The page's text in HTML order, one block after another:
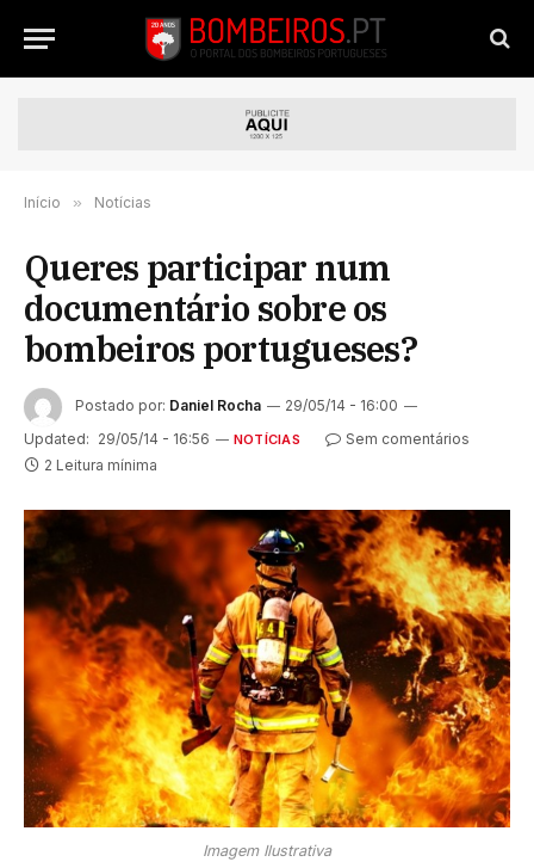
Início » Notícias
Queres participar num
documentário sobre os
bombeiros portugueses?
Postado por: Daniel Rocha
29/05/14 - 16:00
Updated: 29/05/14 - 16:56 NOTÍCIAS
Sem comentários
2 Leitura mínima
Imagem Ilustrativa